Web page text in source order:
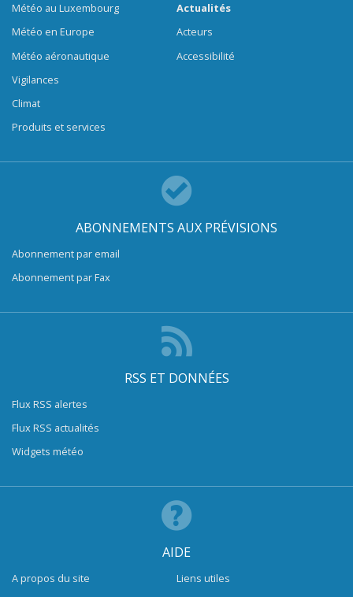
Météo au Luxembourg
Météo en Europe
Météo aéronautique
Vigilances
Climat
Produits et services
Actualités
Acteurs
Accessibilité
ABONNEMENTS AUX PRÉVISIONS
Abonnement par email
Abonnement par Fax
RSS ET DONNÉES
Flux RSS alertes
Flux RSS actualités
Widgets météo
AIDE
A propos du site
Liens utiles